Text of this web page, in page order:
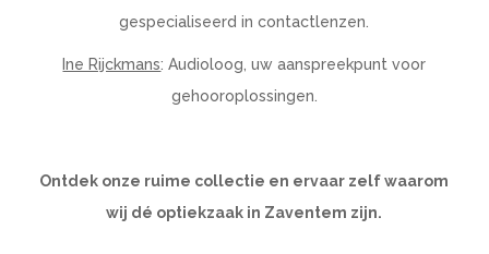
gespecialiseerd in contactlenzen.
Ine Rijckmans: Audioloog, uw aanspreekpunt voor
gehooroplossingen.
Ontdek onze ruime collectie en ervaar zelf waarom
wij dé optiekzaak in Zaventem zijn.